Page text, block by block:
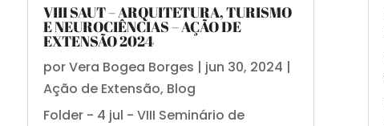
VIII SAUT – ARQUITETURA, TURISMO
E NEUROCIÊNCIAS – AÇÃO DE
EXTENSÃO 2024
porVera Bogea Borges | jun 30, 2024 |
Ação de Extensão, Blog
Folder - 4 jul - VIII Seminário de